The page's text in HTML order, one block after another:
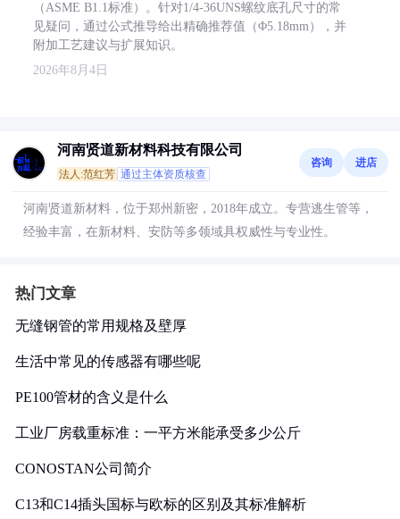
（ASME B1.1标准）。针对1/4-36UNS螺纹底孔尺寸的常
见疑问，通过公式推导给出精确推荐值（Φ5.18mm），并
附加工艺建议与扩展知识。
2026年8月4日
河南贤道新材料科技有限公司
法人:范红芳 通过主体资质核查
咨询 进店
河南贤道新材料，位于郑州新密，2018年成立。专营逃生管等，
经验丰富，在新材料、安防等多领域具权威性与专业性。
热门文章
无缝钢管的常用规格及壁厚
生活中常见的传感器有哪些呢
PE100管材的含义是什么
工业厂房载重标准：一平方米能承受多少公斤
CONOSTAN公司简介
C13和C14插头国标与欧标的区别及其标准解析